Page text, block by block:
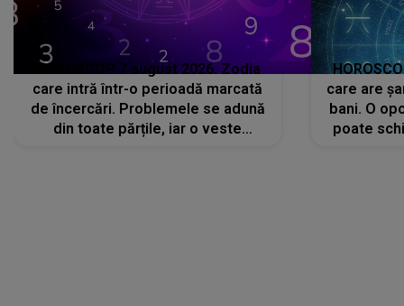
HOROSCOP 7 august 2026. Zodia
care intră într-o perioadă marcată
de încercări. Problemele se adună
din toate părțile, iar o veste
care are
bani. O
poate